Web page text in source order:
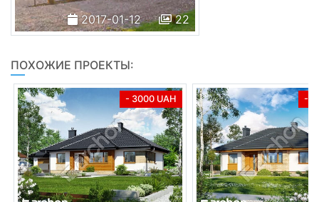
2017-01-12 22
ПОХОЖИЕ ПРОЕКТЫ:
- 3000 UAH -